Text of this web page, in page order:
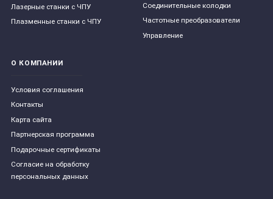
Лазерные станки с ЧПУ
Плазменные станки с ЧПУ
Соединительные колодки
Частотные преобразователи
Управление
О КОМПАНИИ
Условия соглашения
Контакты
Карта сайта
Партнерская программа
Подарочные сертификаты
Согласие на обработку
персональных данных